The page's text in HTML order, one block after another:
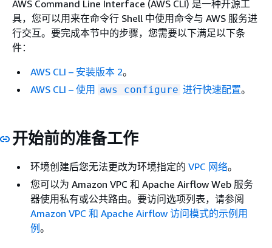
AWS Command Line Interface (AWS CLI) 是一种开源工
具，您可以用来在命令行 Shell 中使用命令与 AWS 服务进
行交互。要完成本节中的步骤，您需要以下满足以下条
件：
AWS CLI – 安装版本 2。
AWS CLI – 使用 aws configure 进行快速配置。
开始前的准备工作
环境创建后您无法更改为环境指定的 VPC 网络。
您可以为 Amazon VPC 和 Apache Airflow Web 服务
器使用私有或公共路由。要访问选项列表，请参阅
Amazon VPC 和 Apache Airflow 访问模式的示例用
例 。